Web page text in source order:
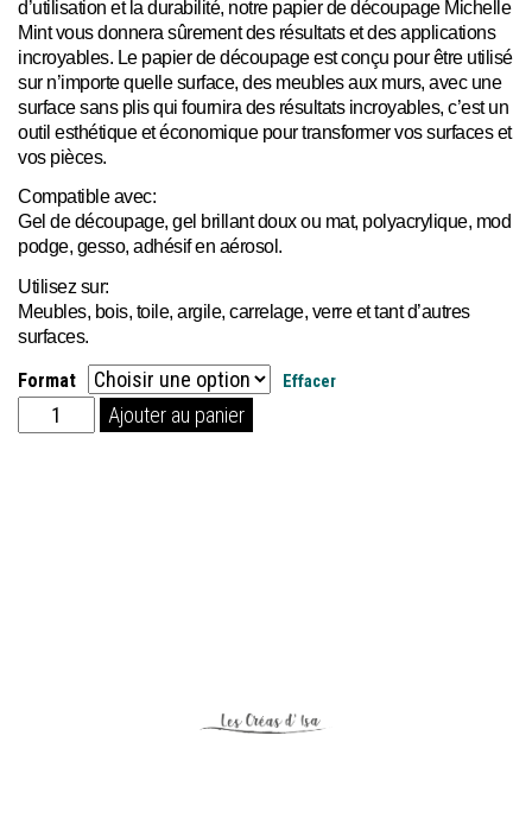
d’utilisation et la durabilité, notre papier de découpage Michelle
Mint vous donnera sûrement des résultats et des applications
incroyables. Le papier de découpage est conçu pour être utilisé
sur n’importe quelle surface, des meubles aux murs, avec une
surface sans plis qui fournira des résultats incroyables, c’est un
outil esthétique et économique pour transformer vos surfaces et
vos pièces.
Compatible avec:
Gel de découpage, gel brillant doux ou mat, polyacrylique, mod
podge, gesso, adhésif en aérosol.
Utilisez sur:
Meubles, bois, toile, argile, carrelage, verre et tant d’autres
surfaces.
Format Effacer
quantité
de
Ajouter au panier